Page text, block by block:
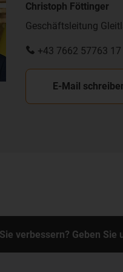
Christoph Föttinger
Geschäftsleitung
+43 7662 57763 17
E-Mail
verbessern? Geben Sie